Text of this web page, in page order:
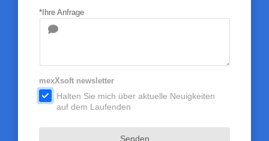
*Ihre Anfrage
mexXsoft newsletter
.
Halten Sie mich über aktuelle Neuigkeiten
auf dem Laufenden
Senden